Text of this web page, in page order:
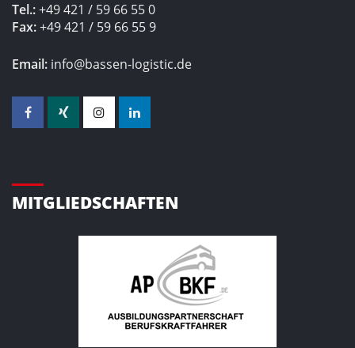
Tel.:+49 421 / 59 66 55 0
Fax:+49 421 / 59 66 55 9
Email: info@bassen-logistic.de
MITGLIEDSCHAFTEN